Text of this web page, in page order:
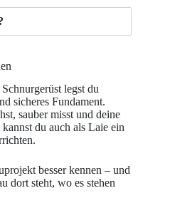
legst du
sicheres Fundament.
sauber misst und deine
du auch als Laie ein
besser kennen – und
dort steht, wo es stehen